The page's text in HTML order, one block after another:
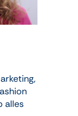
alles